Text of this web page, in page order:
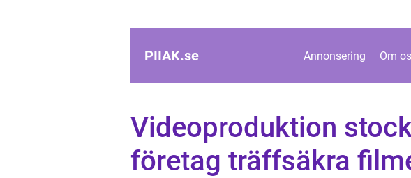
PIIAK.se Annonsering Om
Videoproduktion
företag träffsäkra